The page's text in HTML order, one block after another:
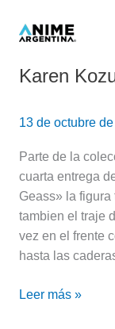
Karen
13 de octubre
Parte de la
cuarta entrega
Geass» la
tambien el traje
vez en el frente
hasta las
Karen
Leer más »